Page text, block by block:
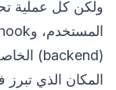
ولكن كل عملية
المكان الذي تبرز